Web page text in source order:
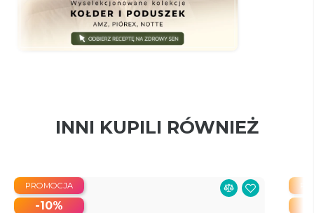
INNI KUPILI RÓWNIEŻ
PROMOCJA
-10%